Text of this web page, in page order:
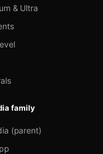
& Ultra
family
(parent)